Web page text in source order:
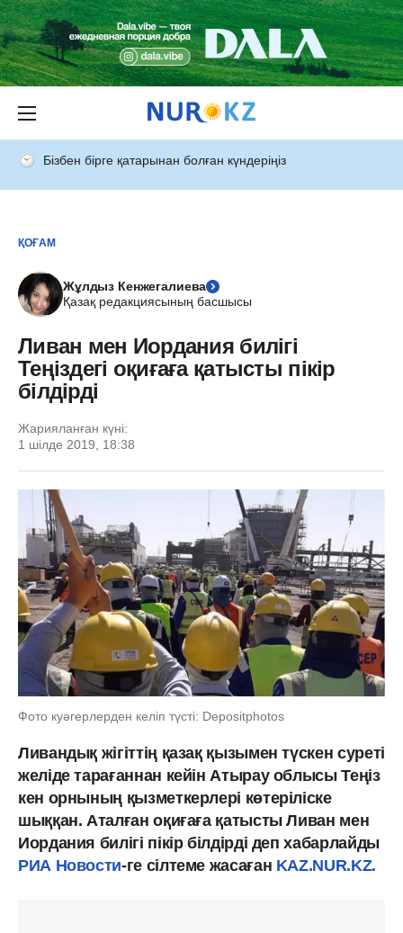
Бізбен бірге қатарынан болған күндеріңіз
ҚОҒАМ
Жұлдыз Кенжегалиева
Қазақ редакциясының басшысы
Ливан мен Иордания билігі
Теңіздегі оқиғаға қатысты пікір
білдірді
Жарияланған күні:
1 шілде 2019, 18:38
Фото куәгерлерден келіп түсті: Depositphotos
Ливандық жігіттің қазақ қызымен түскен суреті
желіде тарағаннан кейін Атырау облысы Теңіз
кен орнының қызметкерлері көтеріліске
шыққан. Аталған оқиғаға қатысты Ливан мен
Иордания билігі пікір білдірді деп хабарлайды
РИА Новости-ге сілтеме жасаған KAZ.NUR.KZ.